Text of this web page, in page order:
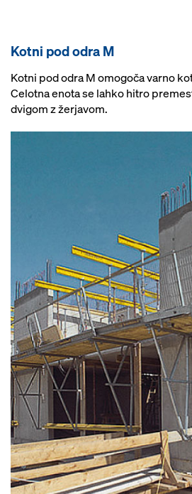
Kotni pod odra M
Kotni pod odra M omogoča varno
Celotna enota se lahko hitro
dvigom z žerjavom.